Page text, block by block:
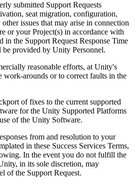
submitted Support Requests
seat migration, configuration,
issues that may arise in connection
or your Project(s) in accordance with
in the Support Request Response Time
provided by Unity Personnel.
reasonable efforts, at Unity's
work-arounds or to correct faults in the
of fixes to the current supported
for the Unity Supported Platforms
of the Unity Software.
from and resolution to your
in these Success Services Terms,
In the event you do not fulfill the
in its sole discretion, may
of the Support Request.